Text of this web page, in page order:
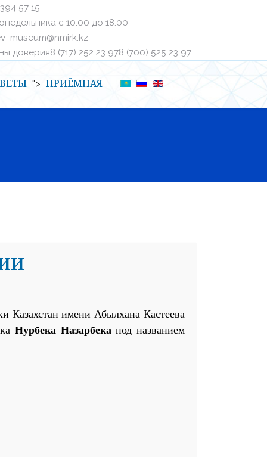
57 15
с 10:00 до 18:00
доверияㅤ8 (717) 252 23 97ㅤㅤ8 (700) 525 23 97
"> ПРИЁМНАЯ
Казахстан имени Абылхана Кастеева
Нурбека Назарбека под названием